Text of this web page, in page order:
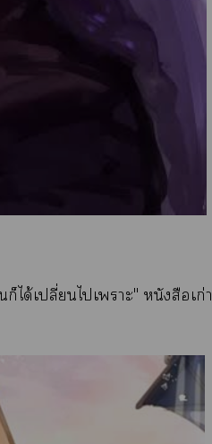
ด้เปลี่ยนไเาะ" หนังสือเก่า